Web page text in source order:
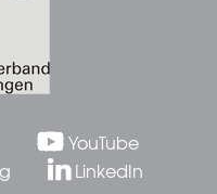
YouTube
LinkedIn